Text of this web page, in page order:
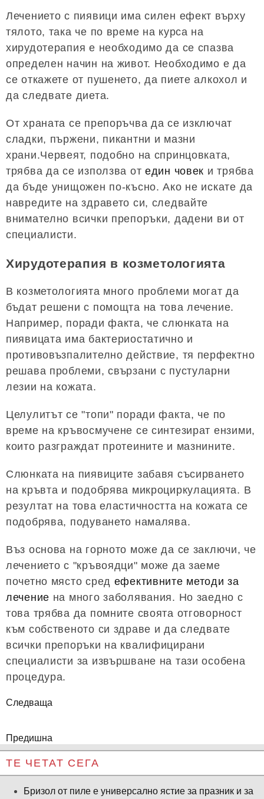
Лечението с пиявици има силен ефект върху
тялото, така че по време на курса на
хирудотерапия е необходимо да се спазва
определен начин на живот. Необходимо е да
се откажете от пушенето, да пиете алкохол и
да следвате диета.
От храната се препоръчва да се изключат
сладки, пържени, пикантни и мазни
храни.Червеят, подобно на спринцовката,
трябва да се използва отедин човек и трябва
да бъде унищожен по-късно. Ако не искате да
навредите на здравето си, следвайте
внимателно всички препоръки, дадени ви от
специалисти.
Хирудотерапия в козметологията
В козметологията много проблеми могат да
бъдат решени с помощта на това лечение.
Например, поради факта, че слюнката на
пиявицата има бактериостатично и
противовъзпалително действие, тя перфектно
решава проблеми, свързани с пустуларни
лезии на кожата.
Целулитът се "топи" поради факта, че по
време на кръвосмучене се синтезират ензими,
които разграждат протеините и мазнините.
Слюнката на пиявиците забавя съсирването
на кръвта и подобрява микроциркулацията. В
резултат на това еластичността на кожата се
подобрява, подуването намалява.
Въз основа на горното може да се заключи, че
лечението с "кръвоядци" може да заеме
почетно място сред ефективните методи за
лечение на много заболявания. Но заедно с
това трябва да помните своята отговорност
към собственото си здраве и да следвате
всички препоръки на квалифицирани
специалисти за извършване на тази особена
процедура.
Следваща
Предишна
ТЕ ЧЕТАТ СЕГА
Бризол от пиле е универсално ястие за празник и за